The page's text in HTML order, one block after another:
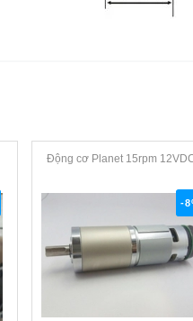
Động cơ Planet 15rpm
-